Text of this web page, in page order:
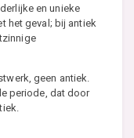
en unieke
het geval; bij antiek
geen antiek.
periode, dat door